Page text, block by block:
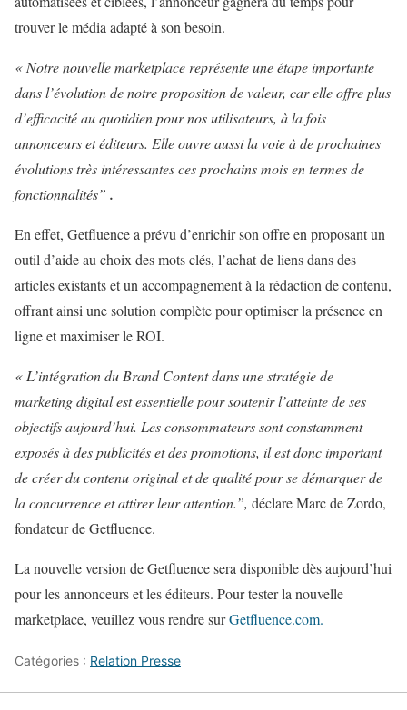
trouver le média adapté à son besoin.
« Notre nouvelle marketplace représente une étape importante
dans l’évolution de notre proposition de valeur, car elle offre plus
d’efficacité au quotidien pour nos utilisateurs, à la fois
annonceurs et éditeurs. Elle ouvre aussi la voie à de prochaines
évolutions très intéressantes ces prochains mois en termes de
fonctionnalités” .
En effet, Getfluence a prévu d’enrichir son offre en proposant un
outil d’aide au choix des mots clés, l’achat de liens dans des
articles existants et un accompagnement à la rédaction de contenu,
offrant ainsi une solution complète pour optimiser la présence en
ligne et maximiser le ROI.
« L’intégration du Brand Content dans une stratégie de
marketing digital est essentielle pour soutenir l’atteinte de ses
objectifs aujourd’hui. Les consommateurs sont constamment
exposés à des publicités et des promotions, il est donc important
de créer du contenu original et de qualité pour se démarquer de
la concurrence et attirer leur attention.”, déclare Marc de Zordo,
fondateur de Getfluence.
La nouvelle version de Getfluence sera disponible dès aujourd’hui
pour les annonceurs et les éditeurs. Pour tester la nouvelle
marketplace, veuillez vous rendre surGetfluence.com.
Catégories : Relation Presse